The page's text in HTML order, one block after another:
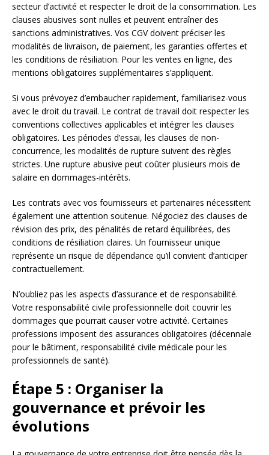
secteur d’activité et respecter le droit de la consommation. Les
clauses abusives sont nulles et peuvent entraîner des
sanctions administratives. Vos CGV doivent préciser les
modalités de livraison, de paiement, les garanties offertes et
les conditions de résiliation. Pour les ventes en ligne, des
mentions obligatoires supplémentaires s’appliquent.
Si vous prévoyez d’embaucher rapidement, familiarisez-vous
avec le droit du travail. Le contrat de travail doit respecter les
conventions collectives applicables et intégrer les clauses
obligatoires. Les périodes d’essai, les clauses de non-
concurrence, les modalités de rupture suivent des règles
strictes. Une rupture abusive peut coûter plusieurs mois de
salaire en dommages-intérêts.
Les contrats avec vos fournisseurs et partenaires nécessitent
également une attention soutenue. Négociez des clauses de
révision des prix, des pénalités de retard équilibrées, des
conditions de résiliation claires. Un fournisseur unique
représente un risque de dépendance qu’il convient d’anticiper
contractuellement.
N’oubliez pas les aspects d’assurance et de responsabilité.
Votre responsabilité civile professionnelle doit couvrir les
dommages que pourrait causer votre activité. Certaines
professions imposent des assurances obligatoires (décennale
pour le bâtiment, responsabilité civile médicale pour les
professionnels de santé).
Étape 5 : Organiser la
gouvernance et prévoir les
évolutions